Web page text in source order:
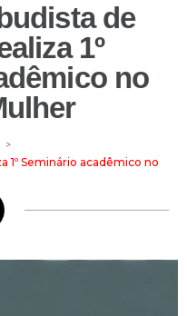
de
1º
no
>
1º Seminário acadêmico no